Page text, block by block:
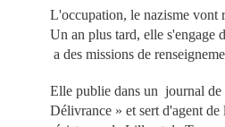
L'occupation, le nazisme vont
Un an plus tard, elle s'engage
a des missions de
Elle publie dans un journal de
Délivrance » et sert d'agent de